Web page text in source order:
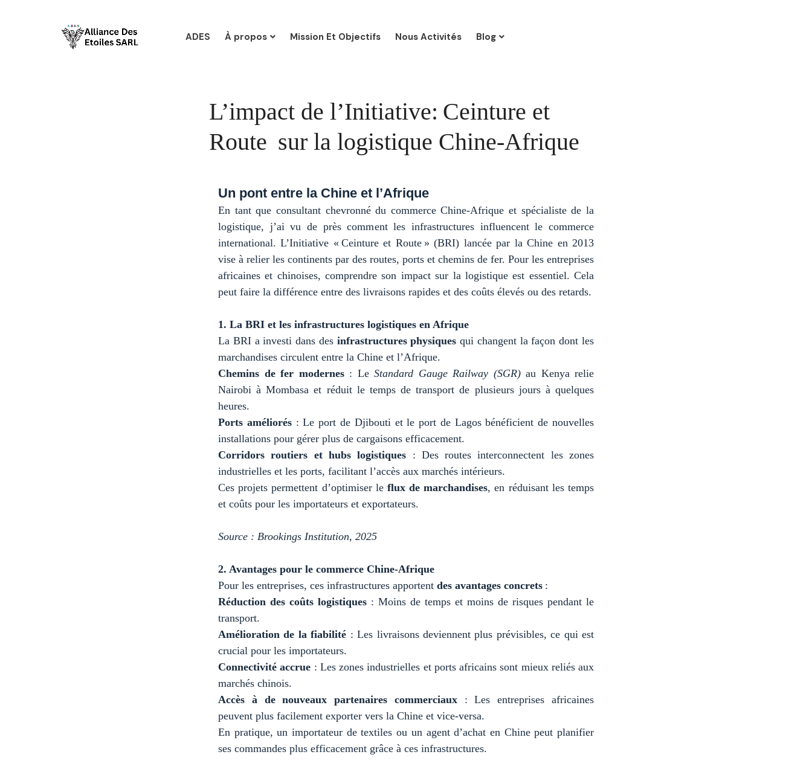
ADES À propos Mission Et Objectifs Nous Activités Blog
L’impact de l’Initiative: Ceinture et
Route sur la logistique Chine-Afrique
Un pont entre la Chine et l’Afrique
En tant que consultant chevronné du commerce Chine-Afrique et spécialiste de la
logistique, j’ai vu de près comment les infrastructures influencent le commerce
international. L’Initiative « Ceinture et Route » (BRI) lancée par la Chine en 2013
vise à relier les continents par des routes, ports et chemins de fer. Pour les entreprises
africaines et chinoises, comprendre son impact sur la logistique est essentiel. Cela
peut faire la différence entre des livraisons rapides et des coûts élevés ou des retards.
1. La BRI et les infrastructures logistiques en Afrique
La BRI a investi dans des infrastructures physiques qui changent la façon dont les
marchandises circulent entre la Chine et l’Afrique.
Chemins de fer modernes: Le Standard Gauge Railway (SGR)au Kenya relie
Nairobi à Mombasa et réduit le temps de transport de plusieurs jours à quelques
heures.
Ports améliorés: Le port de Djibouti et le port de Lagos bénéficient de nouvelles
installations pour gérer plus de cargaisons efficacement.
Corridors routiers et hubs logistiques : Des routes interconnectent les zones
industrielles et les ports, facilitant l’accès aux marchés intérieurs.
Ces projets permettent d’optimiser le flux de marchandises, en réduisant les temps
et coûts pour les importateurs et exportateurs.
Source : Brookings Institution, 2025
2. Avantages pour le commerce Chine-Afrique
Pour les entreprises, ces infrastructures apportent des avantages concrets :
Réduction des coûts logistiques : Moins de temps et moins de risques pendant le
transport.
Amélioration de la fiabilité : Les livraisons deviennent plus prévisibles, ce qui est
crucial pour les importateurs.
Connectivité accrue : Les zones industrielles et ports africains sont mieux reliés aux
marchés chinois.
Accès à de nouveaux partenaires commerciaux: Les entreprises africaines
peuvent plus facilement exporter vers la Chine et vice-versa.
En pratique, un importateur de textiles ou un agent d’achat en Chine peut planifier
ses commandes plus efficacement grâce à ces infrastructures.